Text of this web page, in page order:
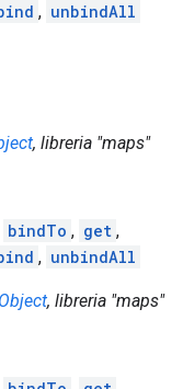
, unbindAll
, libreria "maps"
bindTo , get ,
, unbindAll
, libreria "maps"